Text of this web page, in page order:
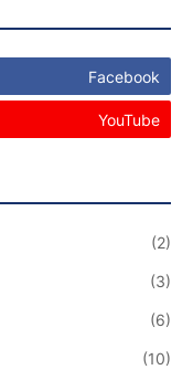
Facebook
YouTube
(2)
(3)
(6)
(10)